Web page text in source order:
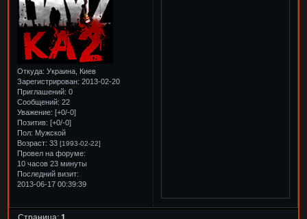
Откуда: Украина, Киев
Зарегистрирован: 2013-02-20
Приглашений: 0
Сообщений: 22
Уважение: [+0/-0]
Позитив: [+0/-0]
Пол: Мужской
Возраст: 33[1993-02-22]
Провел на форуме:
10 часов 23 минуты
Последний визит:
2013-06-17 00:39:39